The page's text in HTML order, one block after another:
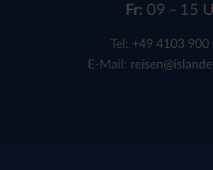
Fr: 09 – 15
Tel: +49 4103 900
E-Mail: